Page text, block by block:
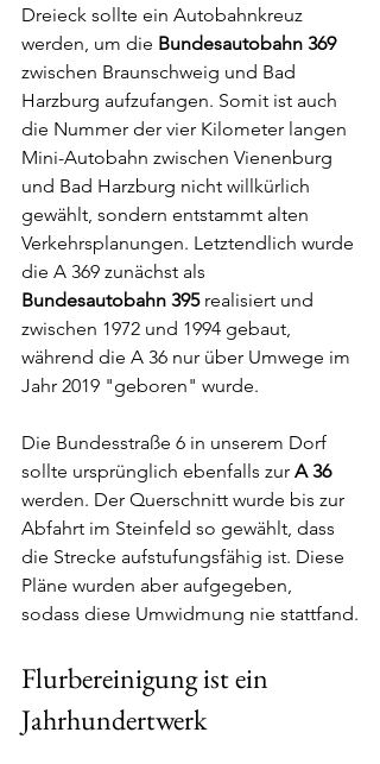
Dreieck sollte ein Autobahnkreuz
werden, um die Bundesautobahn 369
zwischen Braunschweig und Bad
Harzburg aufzufangen. Somit ist auch
die Nummer der vier Kilometer langen
Mini-Autobahn zwischen Vienenburg
und Bad Harzburg nicht willkürlich
gewählt, sondern entstammt alten
Verkehrsplanungen. Letztendlich wurde
die A 369 zunächst als
Bundesautobahn 395 realisiert und
zwischen 1972 und 1994 gebaut,
während die A 36 nur über Umwege im
Jahr 2019 "geboren" wurde.
Die Bundesstraße 6 in unserem Dorf
sollte ursprünglich ebenfalls zur A 36
werden. Der Querschnitt wurde bis zur
Abfahrt im Steinfeld so gewählt, dass
die Strecke aufstufungsfähig ist. Diese
Pläne wurden aber aufgegeben,
sodass diese Umwidmung nie stattfand.
Flurbereinigung ist ein
Jahrhundertwerk